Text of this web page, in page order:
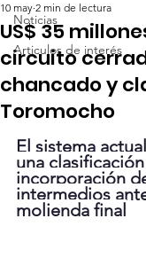
Noticias
Articulos de interés
US$ 35
circuito
chancado y
Toromocho
10 may 2 min de lectura
El sistema
una
incorporación
intermedios
molienda final